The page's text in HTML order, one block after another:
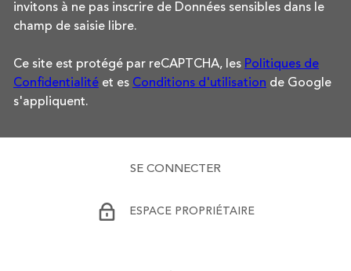
invitons à ne pas inscrire de Données sensibles dans le
champ de saisie libre.
Ce site est protégé par reCAPTCHA, les Politiques de
Confidentialité et es Conditions d'utilisation de Google
s'appliquent.
SE CONNECTER
ESPACE PROPRIÉTAIRE